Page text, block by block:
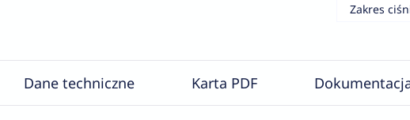
Zakres
Dane techniczne Karta PDF